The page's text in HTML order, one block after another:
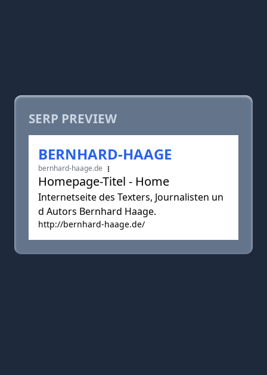
SERP PREVIEW
BERNHARD-HAAGE
bernhard-haage.de
Homepage-Titel - Home
Internetseite des Texters, Journalisten un
d Autors Bernhard Haage.
http://bernhard-haage.de/